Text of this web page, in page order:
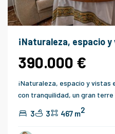
¡Naturaleza, espacio
390.000 €
¡Naturaleza, espacio y vistas
con tranquilidad, un gran terre
3 3 467 m2